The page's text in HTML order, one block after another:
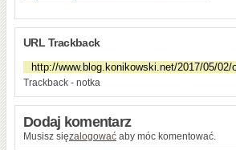
URL Trackback
Trackback - notka
Dodaj komentarz
Musisz sięzalogować aby móc komentować.